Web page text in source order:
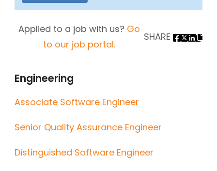
Applied to a job with us? Go
to our job portal.
SHARE
Engineering
Associate Software Engineer
Senior Quality Assurance Engineer
Distinguished Software Engineer